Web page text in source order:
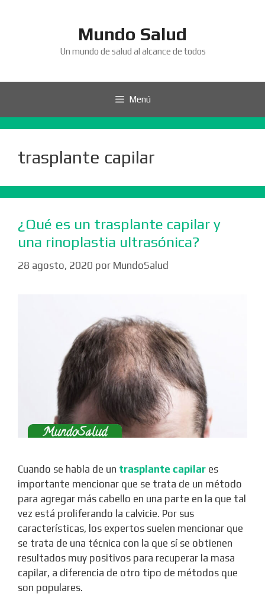
Mundo Salud
Un mundo de salud al alcance de todos
Menú
trasplante capilar
¿Qué es un trasplante capilar y
una rinoplastia ultrasónica?
28 agosto, 2020 por MundoSalud
Cuando se habla de un trasplante capilar es
importante mencionar que se trata de un método
para agregar más cabello en una parte en la que tal
vez está proliferando la calvicie. Por sus
características, los expertos suelen mencionar que
se trata de una técnica con la que sí se obtienen
resultados muy positivos para recuperar la masa
capilar, a diferencia de otro tipo de métodos que
son populares.